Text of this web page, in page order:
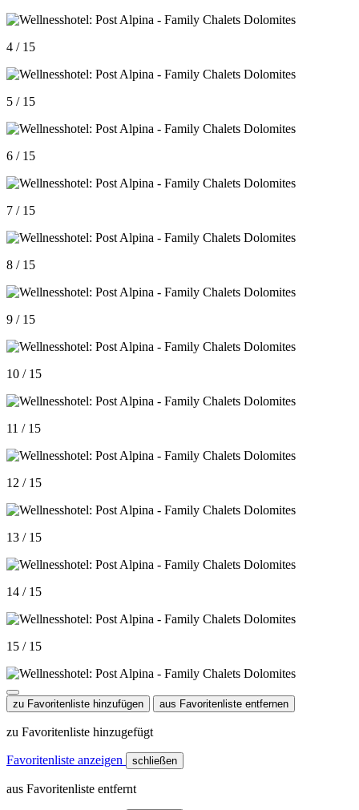
4 / 15
5 / 15
6 / 15
7 / 15
8 / 15
9 / 15
10 / 15
11 / 15
12 / 15
13 / 15
14 / 15
15 / 15
zu Favoritenliste hinzufügen aus Favoritenliste entfernen
zu Favoritenliste hinzugefügt
Favoritenliste anzeigen schließen
aus Favoritenliste entfernt